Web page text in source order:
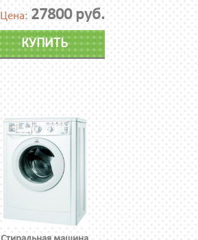
Цена: 27800 руб.
КУПИТЬ